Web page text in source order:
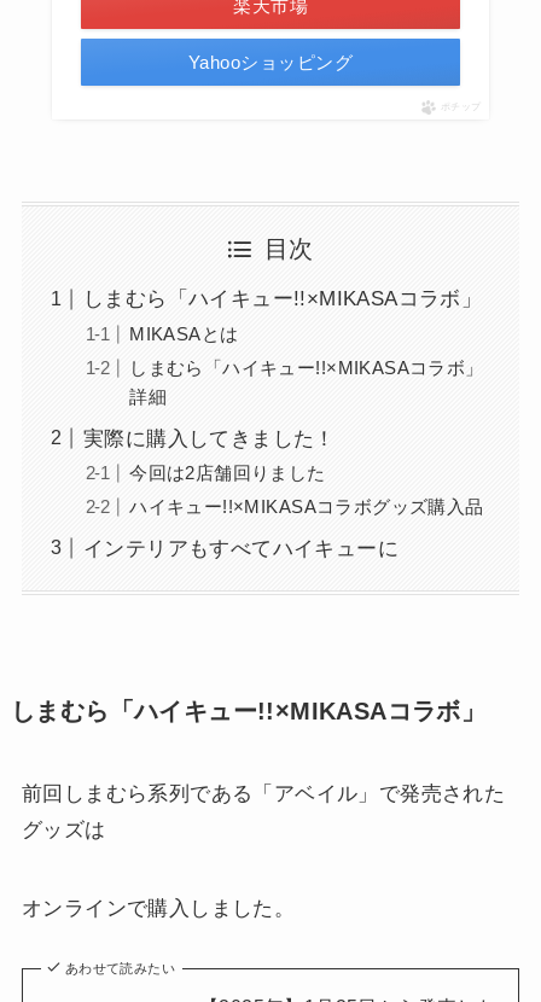
楽天市場
Yahooショッピング
ポチップ
目次
しまむら「ハイキュー!!×MIKASAコラボ」
MIKASAとは
しまむら「ハイキュー!!×MIKASAコラボ」
詳細
実際に購入してきました！
今回は2店舗回りました
ハイキュー!!×MIKASAコラボグッズ購入品
インテリアもすべてハイキューに
しまむら「ハイキュー!!×MIKASAコラボ」
前回しまむら系列である「アベイル」で発売された
グッズは
オンラインで購入しました。
あわせて読みたい